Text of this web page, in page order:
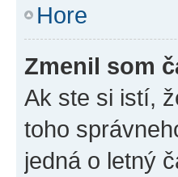
Hore
Zmenil som
Ak ste si istí,
toho
jedná o letný